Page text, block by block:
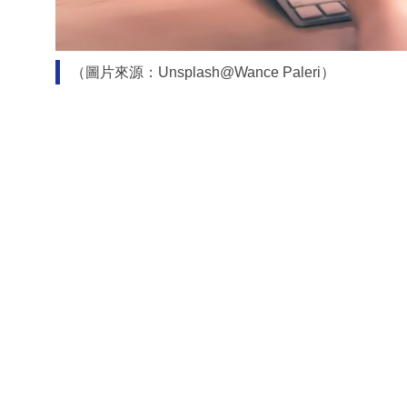
（圖片來源：Unsplash@Wance Paleri）